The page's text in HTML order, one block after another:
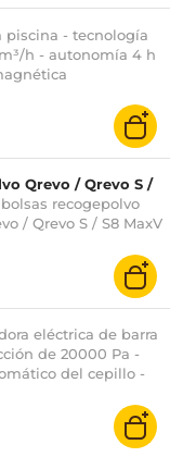
piscina - tecnología
h - autonomía 4 h
Qrevo / Qrevo S /
recogepolvo
/ Qrevo S / S8 MaxV
eléctrica de barra
de 20000 Pa -
del cepillo -